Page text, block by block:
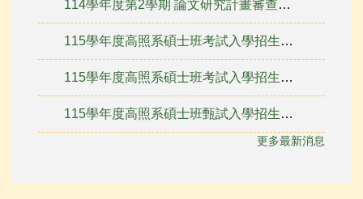
114學年度第2學期 論文研究計畫審查申請
115學年度高照系碩士班考試入學招生相關資訊
115學年度高照系碩士班考試入學招生簡章
115學年度高照系碩士班甄試入學招生簡章
更多最新消息